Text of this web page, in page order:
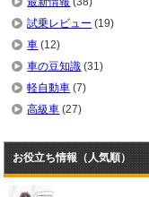
試乗レビュー (19)
車 (12)
車の豆知識 (31)
軽自動車 (7)
高級車 (27)
お役立ち情報（人気順）